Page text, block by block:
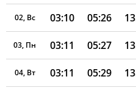
02, Вс 03:10 05:26
03, Пн 03:11 05:27
04, Вт 03:11 05:29